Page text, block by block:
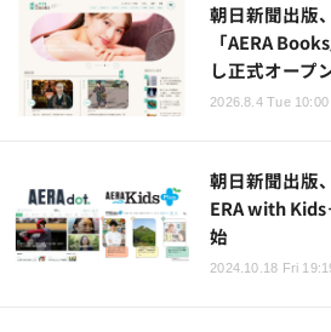
朝日新聞出版
「AERA
し正式オープ
2026.8.4 Tue 10:00
朝日新聞出版
ERA with
始
2024.10.18 Fri